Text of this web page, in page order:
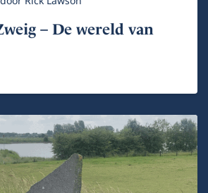
– De wereld van